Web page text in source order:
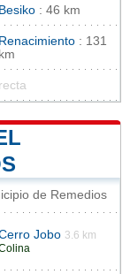
Besiko : 46 km
Renacimiento : 131
km
de Remedios
Jobo 3.6 km